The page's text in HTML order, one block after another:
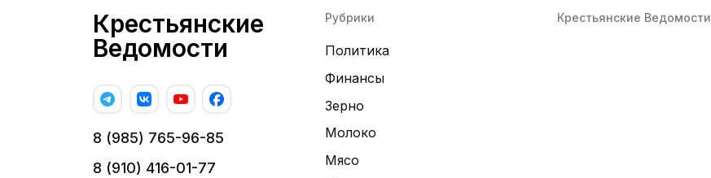
Крестьянские
Ведомости
8 (985) 765-96-85
8 (910) 416-01-77
Рубрики
Политика
Финансы
Зерно
Молоко
Мясо
Крестьянские Ведомости